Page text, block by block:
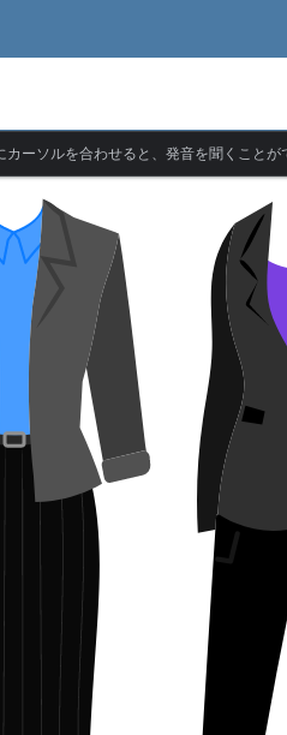
ーソルを合わせると、発音を聞くことが